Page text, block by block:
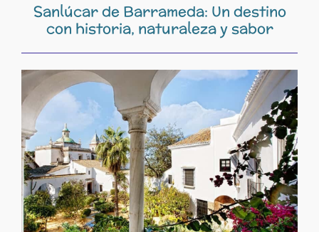
Sanlúcar de Barrameda: Un destino
con historia, naturaleza y sabor